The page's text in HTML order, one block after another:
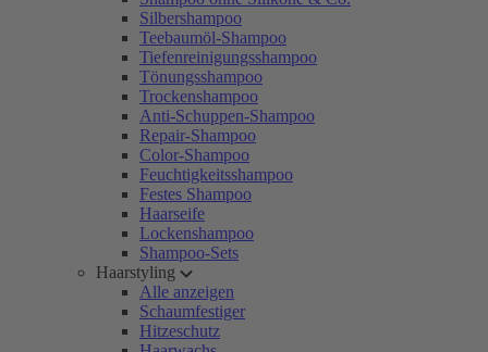
Silbershampoo
Teebaumöl-Shampoo
Tiefenreinigungsshampoo
Tönungsshampoo
Trockenshampoo
Anti-Schuppen-Shampoo
Repair-Shampoo
Color-Shampoo
Feuchtigkeitsshampoo
Festes Shampoo
Haarseife
Lockenshampoo
Shampoo-Sets
Haarstyling
Alle anzeigen
Schaumfestiger
Hitzeschutz